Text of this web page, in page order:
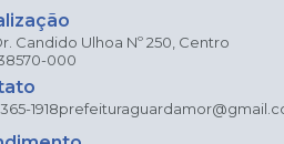
Candido Ulhoa Nº 250, Centro
000
1918